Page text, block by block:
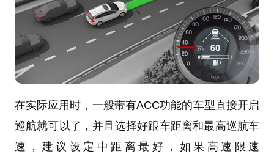
在实际应用时，一般带有ACC功能的车型直接开启
巡航就可以了，并且选择好跟车距离和最高巡航车
速，建议设定中距离最好，如果高速限速